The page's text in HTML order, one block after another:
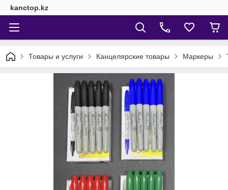
kanctop.kz
Товары и услуги Канцелярские товары Маркеры